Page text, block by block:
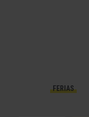
FERIAS